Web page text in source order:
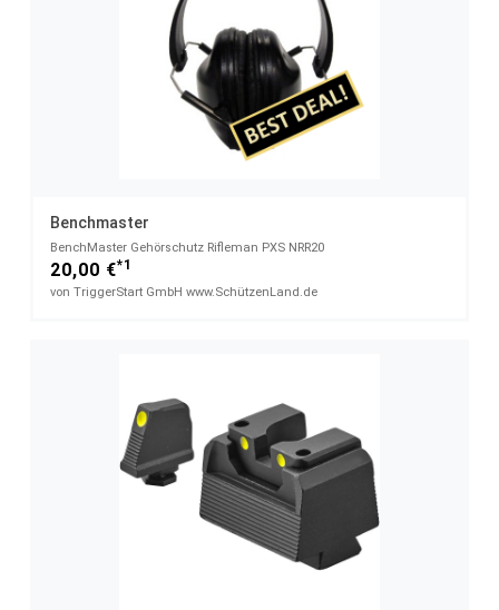
Benchmaster
BenchMaster Gehörschutz Rifleman PXS NRR20
20,00 €*1
von TriggerStart GmbH www.SchützenLand.de